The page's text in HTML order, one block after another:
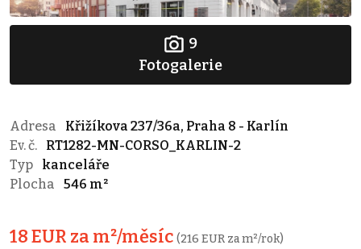
9
Fotogalerie
Adresa
Křižíkova 237/36a, Praha 8 - Karlín
Ev. č.
RT1282-MN-CORSO_KARLIN-2
Typ
kanceláře
Plocha
546 m²
18 EUR za m²/měsíc (216 EUR za m²/rok)